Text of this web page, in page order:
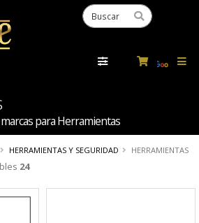
para Herramientas
HERRAMIENTAS Y SEGURIDAD HERRAMIENTAS
24